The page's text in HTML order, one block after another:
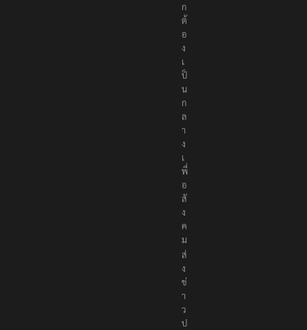
ก
ต้
อ
ง
เ
ป็
น
ก
ล
า
ง
เ
พื่
อ
สั
ง
ค
ม
ส่
ง
ข่
า
ว
ป